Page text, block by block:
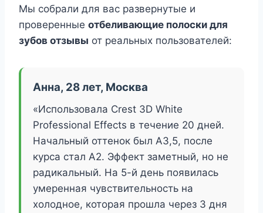
Мы собрали для вас развернутые и
проверенные отбеливающие полоски для
зубов отзывы от реальных пользователей:
Анна, 28 лет, Москва
«Использовала Crest 3D White
Professional Effects в течение 20 дней.
Начальный оттенок был A3,5, после
курса стал А2. Эффект заметный, но не
радикальный. На 5-й день появилась
умеренная чувствительность на
холодное, которая прошла через 3 дня